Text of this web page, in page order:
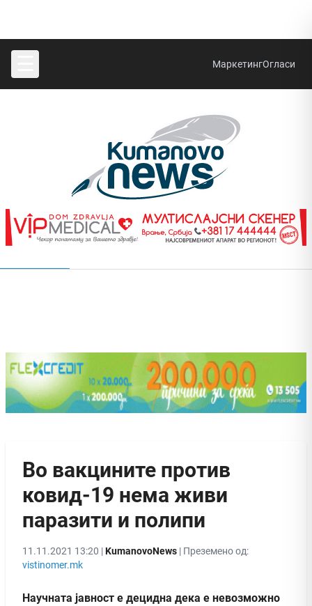
МаркетингОгласи
Во вакцините против
ковид-19 нема живи
паразити и полипи
11.11.2021 13:20 |KumanovoNews | Преземено од:
vistinomer.mk
Научната јавност е децидна дека е невозможно